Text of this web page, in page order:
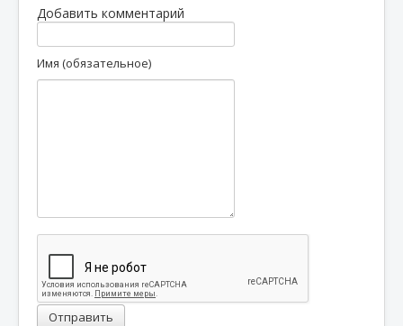
Добавить комментарий
Имя (обязательное)
Отправить